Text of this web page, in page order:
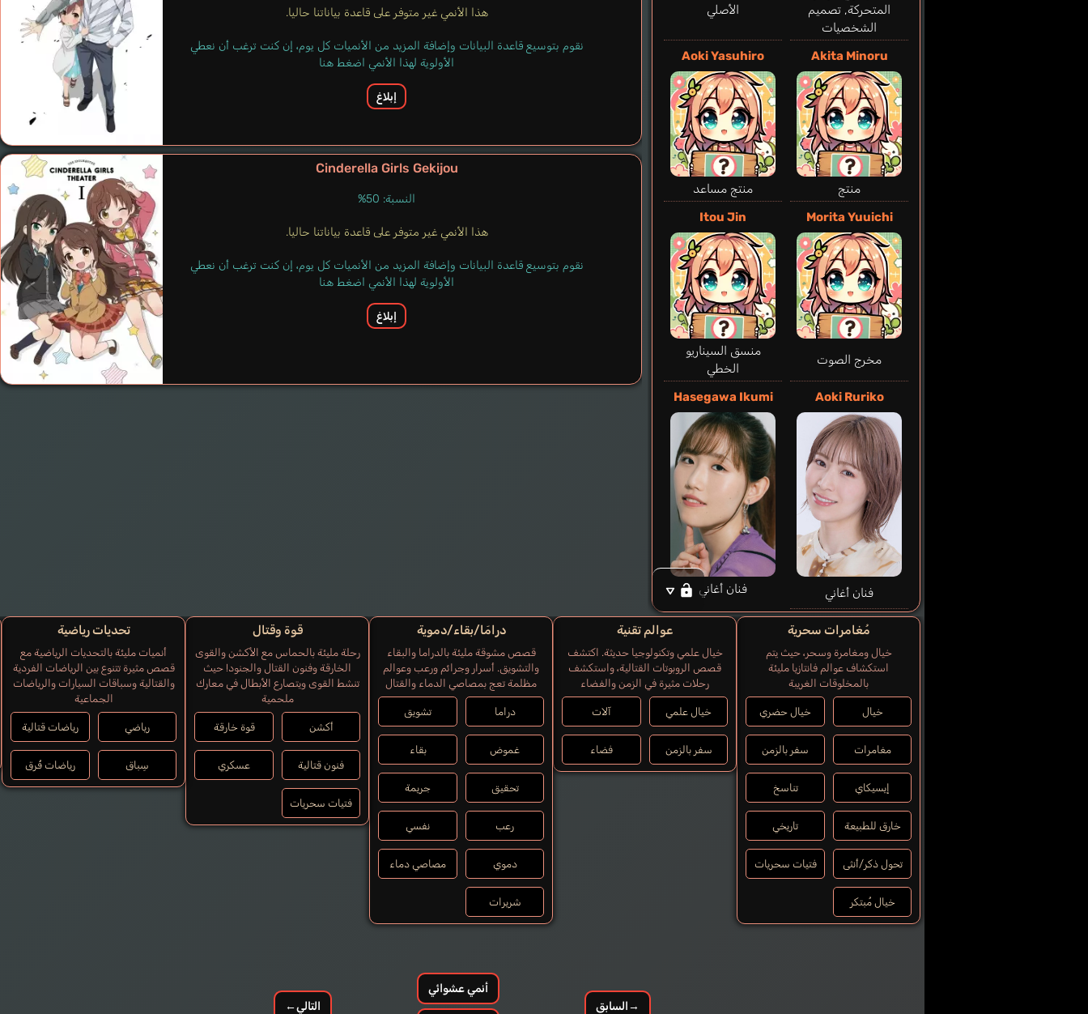
المتحركة, تصميم
الشخصيات
الأصلي
Akita Minoru
منتج
Aoki Yasuhiro
منتج مساعد
Morita Yuuichi
مخرج الصوت
Itou Jin
منسق السيناريو
الخطي
Aoki Ruriko
فنان أغاني
Hasegawa Ikumi
فنان أغاني
Silence Suzuka
Kouno Marika
Toukai Teiou
Machico
هذا الأنمي غير متوفر على قاعدة بياناتنا حاليا.
نقوم بتوسيع قاعدة البيانات وإضافة المزيد من الأنميات كل يوم، إن كنت ترغب أن نعطي
الأولوية لهذا الأنمي اضغط هنا
إبلاغ
Cinderella Girls Gekijou
النسبة: 50%
هذا الأنمي غير متوفر على قاعدة بياناتنا حاليا.
نقوم بتوسيع قاعدة البيانات وإضافة المزيد من الأنميات كل يوم، إن كنت ترغب أن نعطي
الأولوية لهذا الأنمي اضغط هنا
إبلاغ
مُغامرات سحرية
خيال ومغامرة وسحر، حيث يتم
استكشاف عوالم فانتازيا مليئة
بالمخلوقات الغريبة
خيال خيال حضري
مغامرات سفر بالزمن
إيسيكاي تناسخ
خارق للطبيعة تاريخي
تحول ذكر/أنثى فتيات سحريات
خيال مُبتكر
عوالم تقنية
خيال علمي وتكنولوجيا حديثة. اكتشف
قصص الروبوتات القتالية، واستكشف
رحلات مثيرة في الزمن والفضاء
خيال علمي آلات
سفر بالزمن فضاء
درامَا/بقاء/دموية
قصص مشوقة مليئة بالدراما والبقاء
والتشويق. أسرار وجرائم ورعب وعوالم
مظلمة تعج بمصاصي الدماء والقتال
دراما تشويق
غموض بقاء
تحقيق جريمة
رعب نفسي
دموي مصاصي دماء
شريرات
قوة وقتال
رحلة مليئة بالحماس مع الأكشن والقوى
الخارقة وفنون القتال والجنود! حيث
تنشط القوى ويتصارع الأبطال في معارك
ملحمية
أكشن قوة خارقة
فنون قتالية عسكري
فتيات سحريات
تحديات رياضية
أنميات مليئة بالتحديات الرياضية مع
قصص مثيرة تتنوع بين الرياضات الفردية
والقتالية وسباقات السيارات والرياضات
الجماعية
رياضي رياضات قتالية
سِباق رياضات فُرق
→السابق
أنمي عشوائي
التالي←